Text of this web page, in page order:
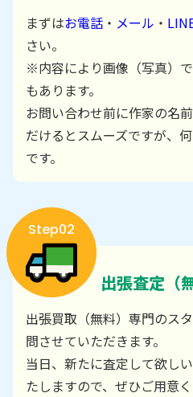
まずはお電話 ・ メール ・
さい。
※内容により画像（写真）
もあります。
お問い合わせ前に作家の名
だけるとスムーズですが、
です。
Step02
出張査定（
出張買取（無料）専門のス
問させていただきます。
当日、新たに査定して欲し
たしますので、ぜひご用意く